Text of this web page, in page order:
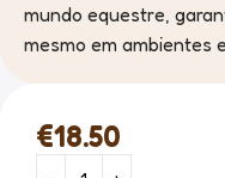
mundo equestre,
mesmo em ambientes
€18.50